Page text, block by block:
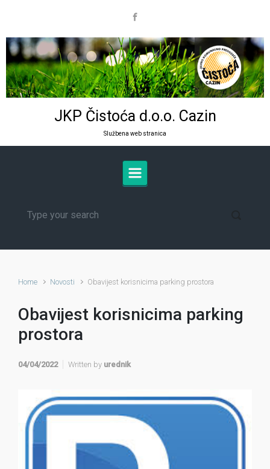
JKP Čistoća d.o.o. Cazin
Službena web stranica
Home Novosti Obavijest korisnicima parking prostora
Obavijest korisnicima parking
prostora
04/04/2022 Written by urednik